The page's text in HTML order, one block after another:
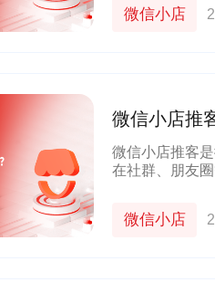
微信小店
微信小店推
微信推客怎
微信小店推客
在社群、朋友
微信小店